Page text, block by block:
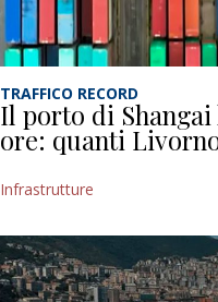
TRAFFICO RECORD
Il porto di
ore: quanti
Infrastrutture